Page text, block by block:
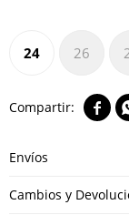
24 26

Envíos
Cambios y